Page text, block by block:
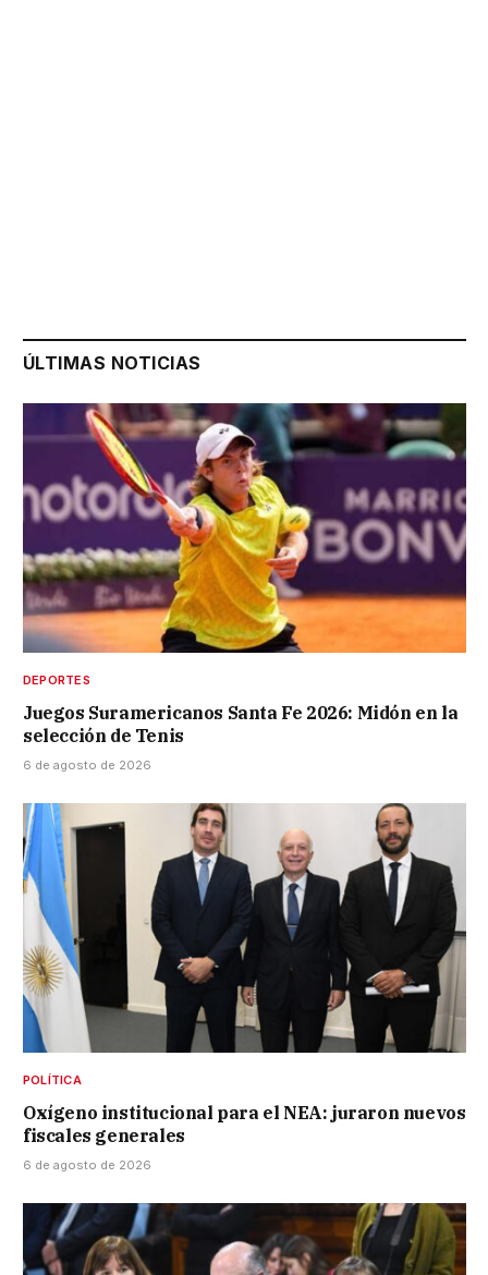
ÚLTIMAS NOTICIAS
DEPORTES
Juegos Suramericanos Santa Fe 2026: Midón en la
selección de Tenis
6 de agosto de 2026
POLÍTICA
Oxígeno institucional para el NEA: juraron nuevos
fiscales generales
6 de agosto de 2026